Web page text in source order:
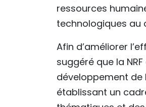
ressources
technologiques au
Afin d’améliorer
suggéré que la
développement de
établissant un